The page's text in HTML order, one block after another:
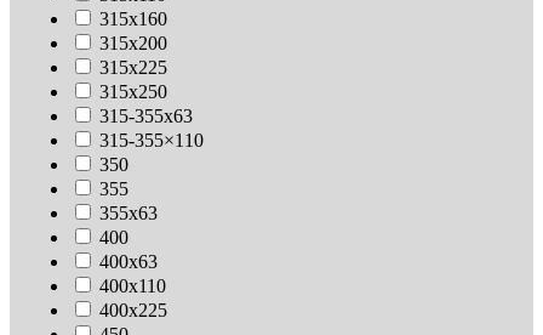
315х160
315х200
315х225
315х250
315-355х63
315-355×110
350
355
355х63
400
400х63
400х110
400х225